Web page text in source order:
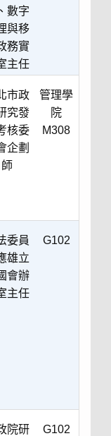
數字
與移
務實
主任
市政
究發
核委
企劃
師
管理學
院
M308
委員
雄立
會辦
主任
G102
院研
G102